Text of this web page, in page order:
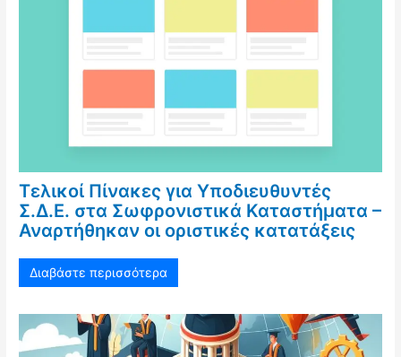
Τελικοί Πίνακες για Υποδιευθυντές
Σ.Δ.Ε. στα Σωφρονιστικά Καταστήματα –
Αναρτήθηκαν οι οριστικές κατατάξεις
Διαβάστε περισσότερα